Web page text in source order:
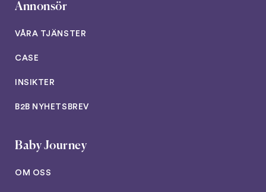
Annonsör
VÅRA TJÄNSTER
CASE
INSIKTER
B2B NYHETSBREV
Baby Journey
OM OSS